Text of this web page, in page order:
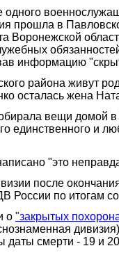
прошла в
Воронежской
информацию
района живут
осталась жена
вещи домой
единственного и
"это
после
России по итогам
о "закрытых
смерти - 19 и